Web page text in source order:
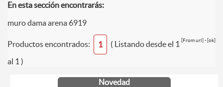
En esta sección encontrarás:
muro dama arena 6919
[From url] - [ok]
Productos encontrados: 1
( Listando desde el 1
al 1 )
Novedad